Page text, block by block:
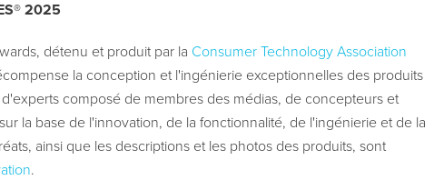
2025
détenu et produit par la Consumer Technology Association
la conception et l'ingénierie exceptionnelles des produits
composé de membres des médias, de concepteurs et
la base de l'innovation, de la fonctionnalité, de l'ingénierie et de la
ainsi que les descriptions et les photos des produits, sont
.